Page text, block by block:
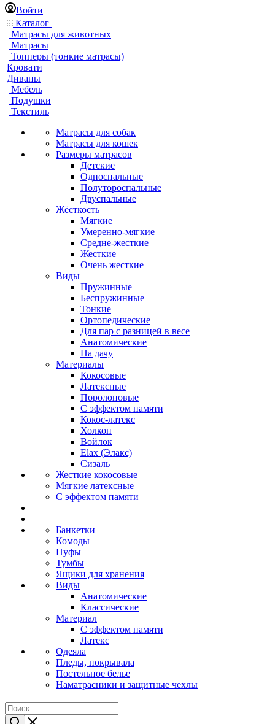
Войти
Каталог
Матрасы для животных
Матрасы
Топперы (тонкие матрасы)
Кровати
Диваны
Мебель
Подушки
Текстиль
Матрасы для собак
Матрасы для кошек
Размеры матрасов
Детские
Односпальные
Полутороспальные
Двуспальные
Жёсткость
Мягкие
Умеренно-мягкие
Средне-жесткие
Жесткие
Очень жесткие
Виды
Пружинные
Беспружинные
Тонкие
Ортопедические
Для пар с разницей в весе
Анатомические
На дачу
Материалы
Кокосовые
Латексные
Поролоновые
С эффектом памяти
Кокос-латекс
Холкон
Войлок
Elax (Элакс)
Сизаль
Жесткие кокосовые
Мягкие латексные
С эффектом памяти
Банкетки
Комоды
Пуфы
Тумбы
Ящики для хранения
Виды
Анатомические
Классические
Материал
С эффектом памяти
Латекс
Одеяла
Пледы, покрывала
Постельное белье
Наматрасники и защитные чехлы